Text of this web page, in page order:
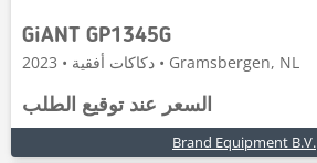
GiANT GP1345G
دكاكات أفقية • 2023 • Gramsbergen, NL
السعر عند توقيع الطلب
Brand Equipment B.V.